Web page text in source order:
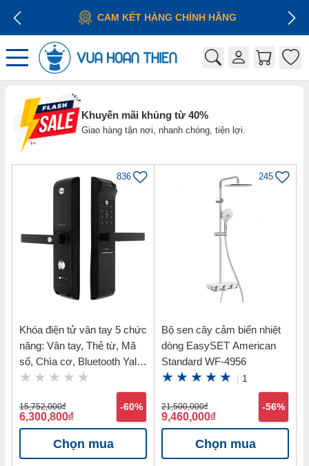
CAM KẾT HÀNG CHÍNH HÃNG
Khuyến mãi khủng từ 40%
Giao hàng tận nơi, nhanh chóng, tiện lợi.
836
Khóa điện tử vân tay 5 chức
năng: Vân tay, Thẻ từ, Mã
số, Chìa cơ, Bluetooth Yale
YDM7116 MB
15,752,000đ
6,300,800đ
-60%
Chọn mua
245
Bộ sen cây cảm biến nhiệt
dòng EasySET American
Standard WF-4956
| 1
21,500,000đ
9,460,000đ
-56%
Chọn mua